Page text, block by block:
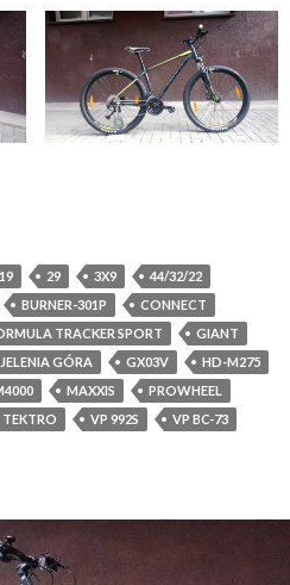
29 3X9
44/32/22
BURNER-301P
CONNECT
TRACKER SPORT
GIANT
GÓRA GX03V
HD-M275
MAXXIS
PROWHEEL
TEKTRO VP 992S
VP BC-73